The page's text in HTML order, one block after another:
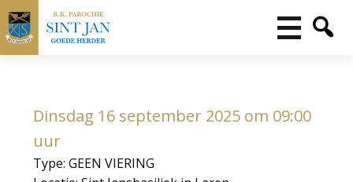
Dinsdag 16 september 2025 om 09:00
uur
Type: GEEN VIERING